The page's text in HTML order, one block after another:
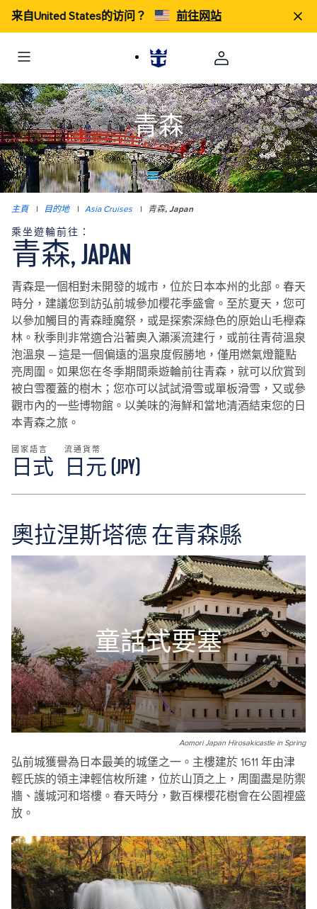
来自United States的访问？ 前往网站
愛上
青森
主頁 | 目的地 | Asia Cruises | 青森, Japan
乘坐遊輪前往：
青森, JAPAN
青森是一個相對未開發的城市，位於日本本州的北部。春天
時分，建議您到訪弘前城參加櫻花季盛會。至於夏天，您可
以參加觸目的青森睡魔祭，或是探索深綠色的原始山毛櫸森
林。秋季則非常適合沿著奧入瀨溪流建行，或前往青荷溫泉
泡溫泉 ─ 這是一個偏遠的溫泉度假勝地，僅用燃氣燈籠點
亮周圍。如果您在冬季期間乘遊輪前往青森，就可以欣賞到
被白雪覆蓋的樹木；您亦可以試試滑雪或單板滑雪，又或參
觀市內的一些博物館。以美味的海鮮和當地清酒結束您的日
本青森之旅。
國家語言
日式
流通貨幣
日元 (JPY)
奧拉涅斯塔德 在青森縣
童話式要塞
Aomori Japan Hirosakicastle in Spring
弘前城獲譽為日本最美的城堡之一。主樓建於 1611 年由津
輕氏族的領主津輕信枚所建，位於山頂之上，周圍盡是防禦
牆、護城河和塔樓。春天時分，數百棵櫻花樹會在公園裡盛
放。